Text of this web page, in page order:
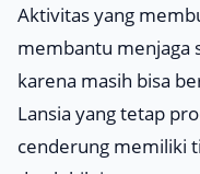
Aktivitas yang
membantu menjaga
karena masih bisa
Lansia yang tetap
cenderung memiliki